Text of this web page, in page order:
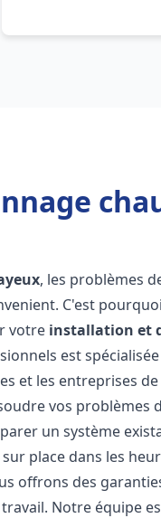
, les problèmes
C'est
votre installation et
est
et les entreprises de
vos problèmes
un système
place dans les
offrons des
Notre équipe